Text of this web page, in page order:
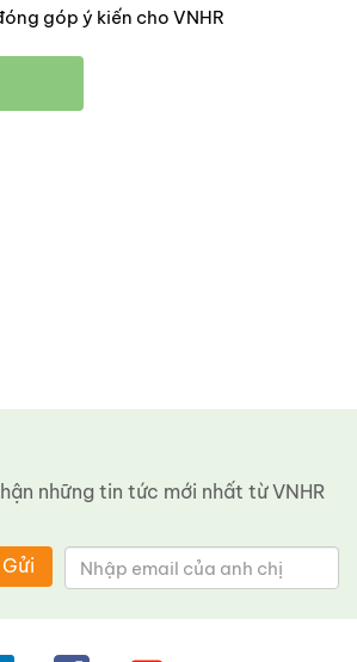
góp ý kiến cho VNHR
những tin tức mới nhất từ ​​VNHR
Gửi